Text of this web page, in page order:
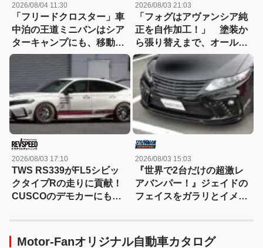
2026/08/04 11:30
「フリードクロスター」車
中泊の王道ミニバンはシア
ターキャンプにも、移動オ
フィスにも対応する
2026/08/03 21:03
「フォグはアヴァンシア純
正を自作加工！」 塗装か
ら張り替えまで、オール自
作カスタムのストリーム
2026/08/03 17:10
TWS RS339がFL5シビッ
クタイプRの走りに貢献！
CUSCOのデモカーにも装
2026/08/03 15:03
『世界で2台だけの超激レ
アバンパー！』ジェイドの
フェイスをガラリとイメチ
Motor-Fanオリジナル自動車カタログ